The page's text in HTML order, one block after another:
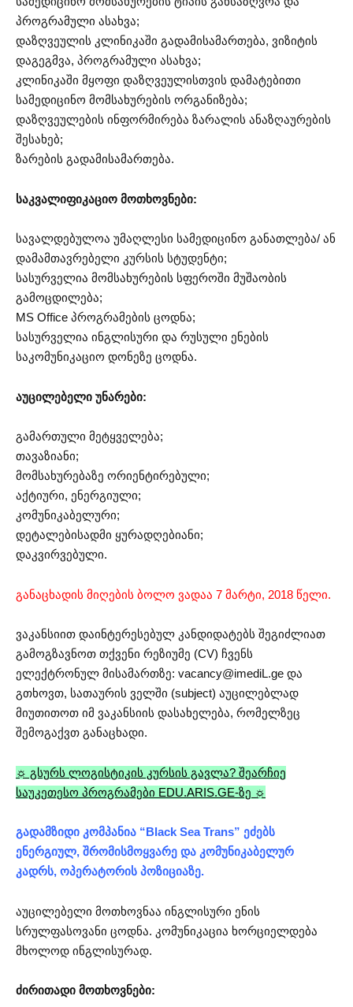
პროგრამული ასახვა;
დაზღვეულის კლინიკაში გადამისამართება, ვიზიტის
დაგეგმვა, პროგრამული ასახვა;
კლინიკაში მყოფი დაზღვეულისთვის დამატებითი
სამედიცინო მომსახურების ორგანიზება;
დაზღვეულების ინფორმირება ზარალის ანაზღაურების
შესახებ;
ზარების გადამისამართება.
საკვალიფიკაციო მოთხოვნები:
სავალდებულოა უმაღლესი სამედიცინო განათლება/ ან
დამამთავრებელი კურსის სტუდენტი;
სასურველია მომსახურების სფეროში მუშაობის
გამოცდილება;
MS Office პროგრამების ცოდნა;
სასურველია ინგლისური და რუსული ენების
საკომუნიკაციო დონეზე ცოდნა.
აუცილებელი უნარები:
გამართული მეტყველება;
თავაზიანი;
მომსახურებაზე ორიენტირებული;
აქტიური, ენერგიული;
კომუნიკაბელური;
დეტალებისადმი ყურადღებიანი;
დაკვირვებული.
განაცხადის მიღების ბოლო ვადაა 7 მარტი, 2018 წელი.
ვაკანსიით დაინტერესებულ კანდიდატებს შეგიძლიათ
გამოგზავნოთ თქვენი რეზიუმე (CV) ჩვენს
ელექტრონულ მისამართზე: vacancy@imediL.ge და
გთხოვთ, სათაურის ველში (subject) აუცილებლად
მიუთითოთ იმ ვაკანსიის დასახელება, რომელზეც
შემოგაქვთ განაცხადი.
☼ გსურს ლოგისტიკის კურსის გავლა? შეარჩიე
საუკეთესო პროგრამები EDU.ARIS.GE-ზე ☼
გადამზიდი კომპანია “Black Sea Trans” ეძებს
ენერგიულ, შრომისმოყვარე და კომუნიკაბელურ
კადრს, ოპერატორის პოზიციაზე.
აუცილებელი მოთხოვნაა ინგლისური ენის
სრულფასოვანი ცოდნა. კომუნიკაცია ხორციელდება
მხოლოდ ინგლისურად.
ძირითადი მოთხოვნები: